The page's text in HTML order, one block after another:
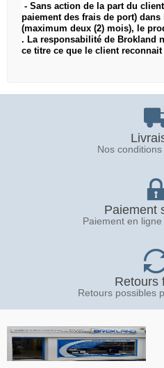
- Sans action de la part du
paiement des frais de port)
(maximum deux (2) mois), le
. La responsabilité de Brokland
ce titre ce que le client reconnait
Nos
Paiement
Paiement en
Retours
Retours possibles